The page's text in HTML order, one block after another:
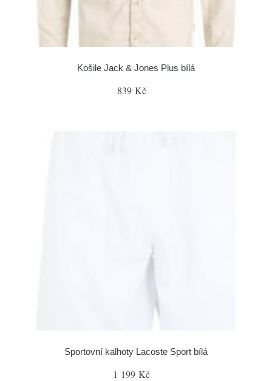
Košile Jack & Jones Plus bílá
839 Kč
Sportovní kalhoty Lacoste Sport bílá
1 199 Kč